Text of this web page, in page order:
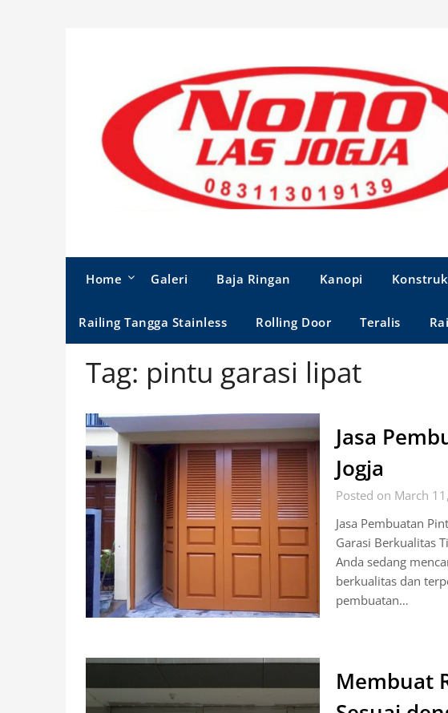
Home Galeri Baja Ringan Kanopi
Railing Tangga Stainless Rolling Door Teralis
Tag: pintu garasi lipat
Jasa
Jogja
Posted on March
Jasa Pembuatan
Garasi Berkualitas
Anda sedang
berkualitas dan
pembuatan…
Membuat